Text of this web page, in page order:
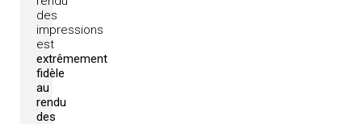
des
impressions
est
extrêmement
fidèle
au
rendu
des